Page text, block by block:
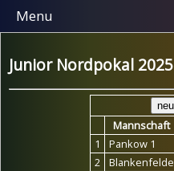
Menu
Junior Nordpokal 2025
Mannschaft
1
Pankow 1
2
Blankenfelde